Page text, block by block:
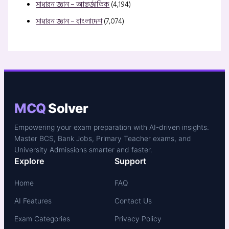
সাধারন জ্ঞান – আন্তর্জাতিক(4,194)
সাধারন জ্ঞান – বাংলাদেশ(7,074)
MCQSolver
Empowering your exam preparation with AI-driven insights.
Master BCS, Bank Jobs, Primary Teacher exams, and
University Admissions smarter and faster.
Explore
Home
AI Features
Exam Categories
Support
FAQ
Contact Us
Privacy Policy